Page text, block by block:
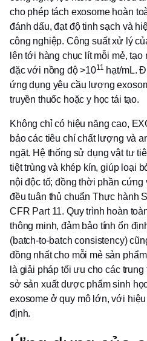
cho phép tách exosome hoàn
đánh dấu, đạt độ tinh sạch và
công nghiệp. Công suất xử lý
lên tới hàng chục lít mỗi mẻ,
đặc với nồng độ >1011 hạt/mL.
ứng dụng yêu cầu lượng
truyền thuốc hoặc y học tái tạo.
Không chỉ có hiệu năng cao,
bảo các tiêu chí chất lượng và
ngặt. Hệ thống sử dụng vật tư
tiệt trùng và khép kín, giúp loại
nội độc tố; đồng thời phần cứng
đều tuân thủ chuẩn Thực hành
CFR Part 11. Quy trình hoàn
thông minh, đảm bảo tính ổn
(batch-to-batch consistency)
đồng nhất cho mỗi mẻ sản
là giải pháp tối ưu cho các
sở sản xuất dược phẩm sinh
exosome ở quy mô lớn, với
định.